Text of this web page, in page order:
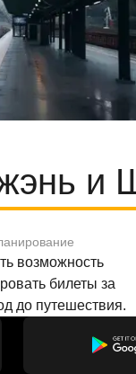
и
возможность
билеты за
до путешествия.